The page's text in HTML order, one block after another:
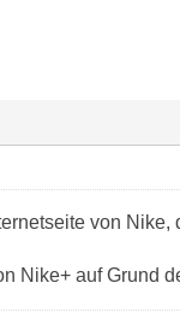
von
Nike+ auf Grund